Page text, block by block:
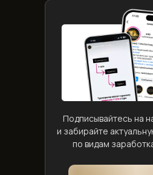
Подписывайтесь на
и забирайте
по видам